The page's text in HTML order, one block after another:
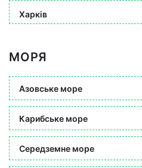
Харків
МОРЯ
Азовське море
Карибське море
Середземне море